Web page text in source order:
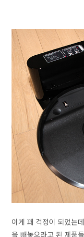
이게 꽤 걱정이 되었는
을 빼놓으라고 된 제품